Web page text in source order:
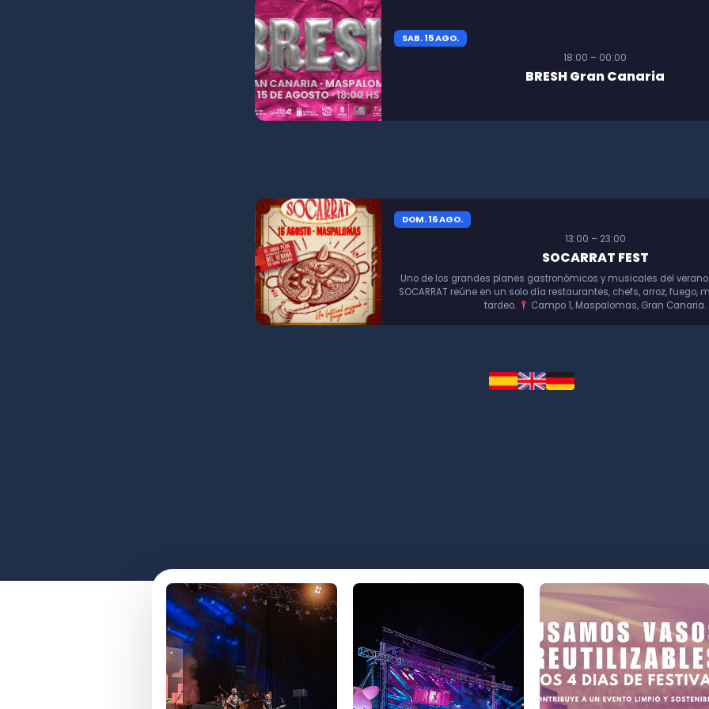
SAB. 15 AGO.
18:00 – 00:00
BRESH Gran Canaria
DOM. 16 AGO.
13:00 – 23:00
SOCARRAT FEST
Uno de los grandes planes gastronómicos y musicales del
SOCARRAT reúne en un solo día restaurantes, chefs, arroz, fuego,
tardeo.
Campo 1, Maspalomas, Gran Canaria.